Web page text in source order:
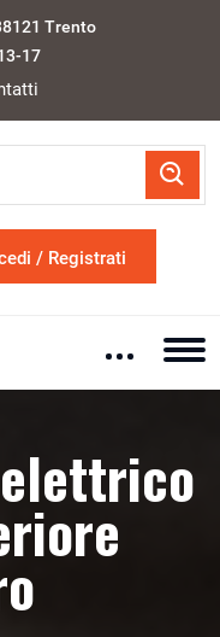
Trento
17
/ Registrati